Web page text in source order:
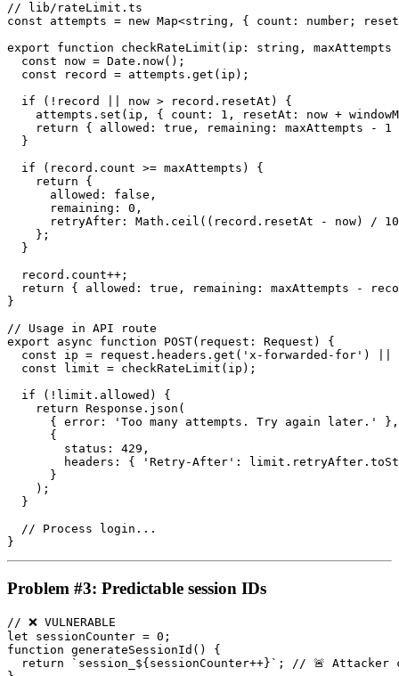
// lib/rateLimit.ts
const attempts = new Map<string, { count: number;
export function checkRateLimit(ip: string, maxAttempts
  const now = Date.now();
  const record = attempts.get(ip);
  if (!record || now > record.resetAt) {
attempts.set(ip, { count: 1, resetAt: now +
return { allowed: true, remaining: maxAttempts - 1
  }
  if (record.count >= maxAttempts) {
    return {
      allowed: false,
      remaining: 0,
retryAfter: Math.ceil((record.resetAt - now) /
    };
  }
  record.count++;
return { allowed: true, remaining: maxAttempts -
}
// Usage in API route
export async function POST(request: Request) {
const ip = request.headers.get('x-forwarded-for') ||
  const limit = checkRateLimit(ip);
  if (!limit.allowed) {
    return Response.json(
      { error: 'Too many attempts. Try again later.' },
      {
        status: 429,
headers: { 'Retry-After':
      }
    );
  }
  // Process login...
Problem #3: Predictable session IDs
// ❌ VULNERABLE
let sessionCounter = 0;
function generateSessionId() {
return `session_${sessionCounter++}`; // 🚨 Attacker